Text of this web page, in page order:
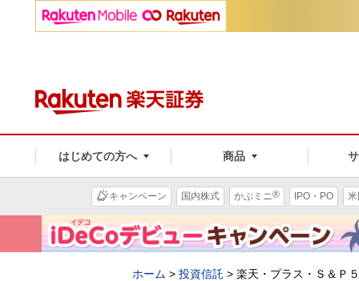
はじめての方へ 商品
キャンペーン 国内株式 かぶミニ® IPO・PO
ホーム > 投資信託 > 楽天・プラス・Ｓ＆Ｐ